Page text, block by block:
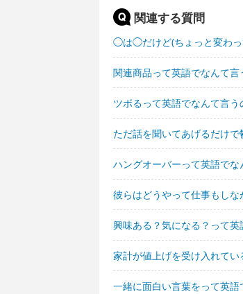
関連する質問
◯は◯だけど(ちょっと変わっ
関連商品って英語でなんて言
ツボるって英語でなんて言う
ただ話を聞いてあげるだけ
ハングオーバーって英語でな
彼らはどうやって仕事もし
興味ある？気になる？って英
家計が値上げを受け入れて
一緒に面白い言葉をって英語